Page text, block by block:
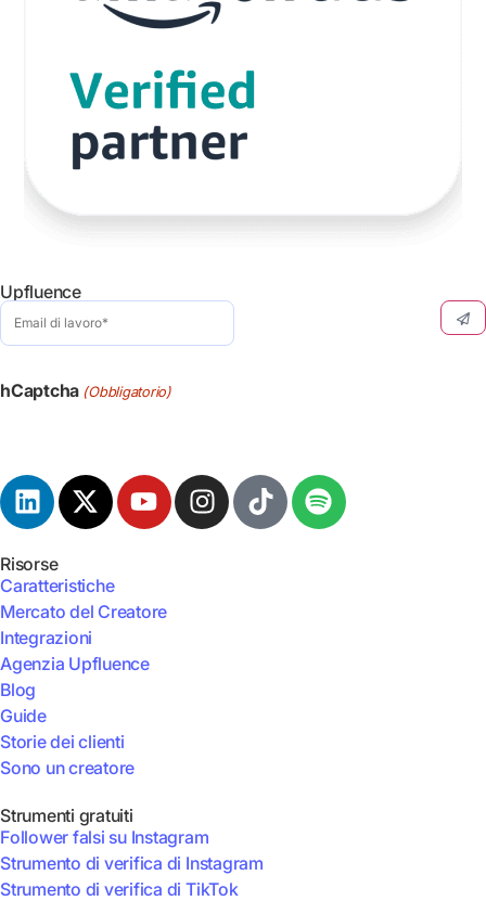
Upfluence
Email
lavoro
hCaptcha (Obbligatorio)
Risorse
Caratteristiche
Mercato del Creatore
Integrazioni
Agenzia Upfluence
Blog
Guide
Storie dei clienti
Sono un creatore
Strumenti gratuiti
Follower falsi su Instagram
Strumento di verifica di Instagram
Strumento di verifica di TikTok